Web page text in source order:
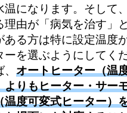
温になります。そして
理由が「病気を治す」
ある方は特に設定温度
ーを選ぶようにしてく
オートヒーター（温
よりもヒーター・サー
温度可変式ヒーター）